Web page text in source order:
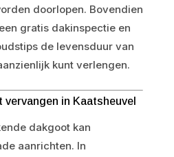
doorlopen. Bovendien
gratis dakinspectie en
de levensduur van
kunt verlengen.
in Kaatsheuvel
dakgoot kan
aanrichten. In